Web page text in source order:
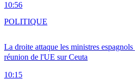
10:56
La droite attaque les ministres
réunion de l'UE sur Ceuta
10:15
POLITIQUE